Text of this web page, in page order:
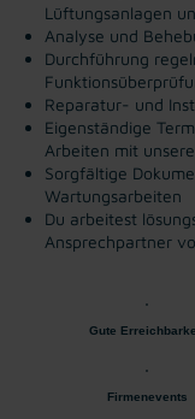
Lüftungsanlagen
Analyse und
Durchführung
Reparatur- und
Eigenständige
Arbeiten mit
Sorgfältige
Wartungsarbeiten
Du arbeitest
Ansprechpartner
Gute
Firmenevents